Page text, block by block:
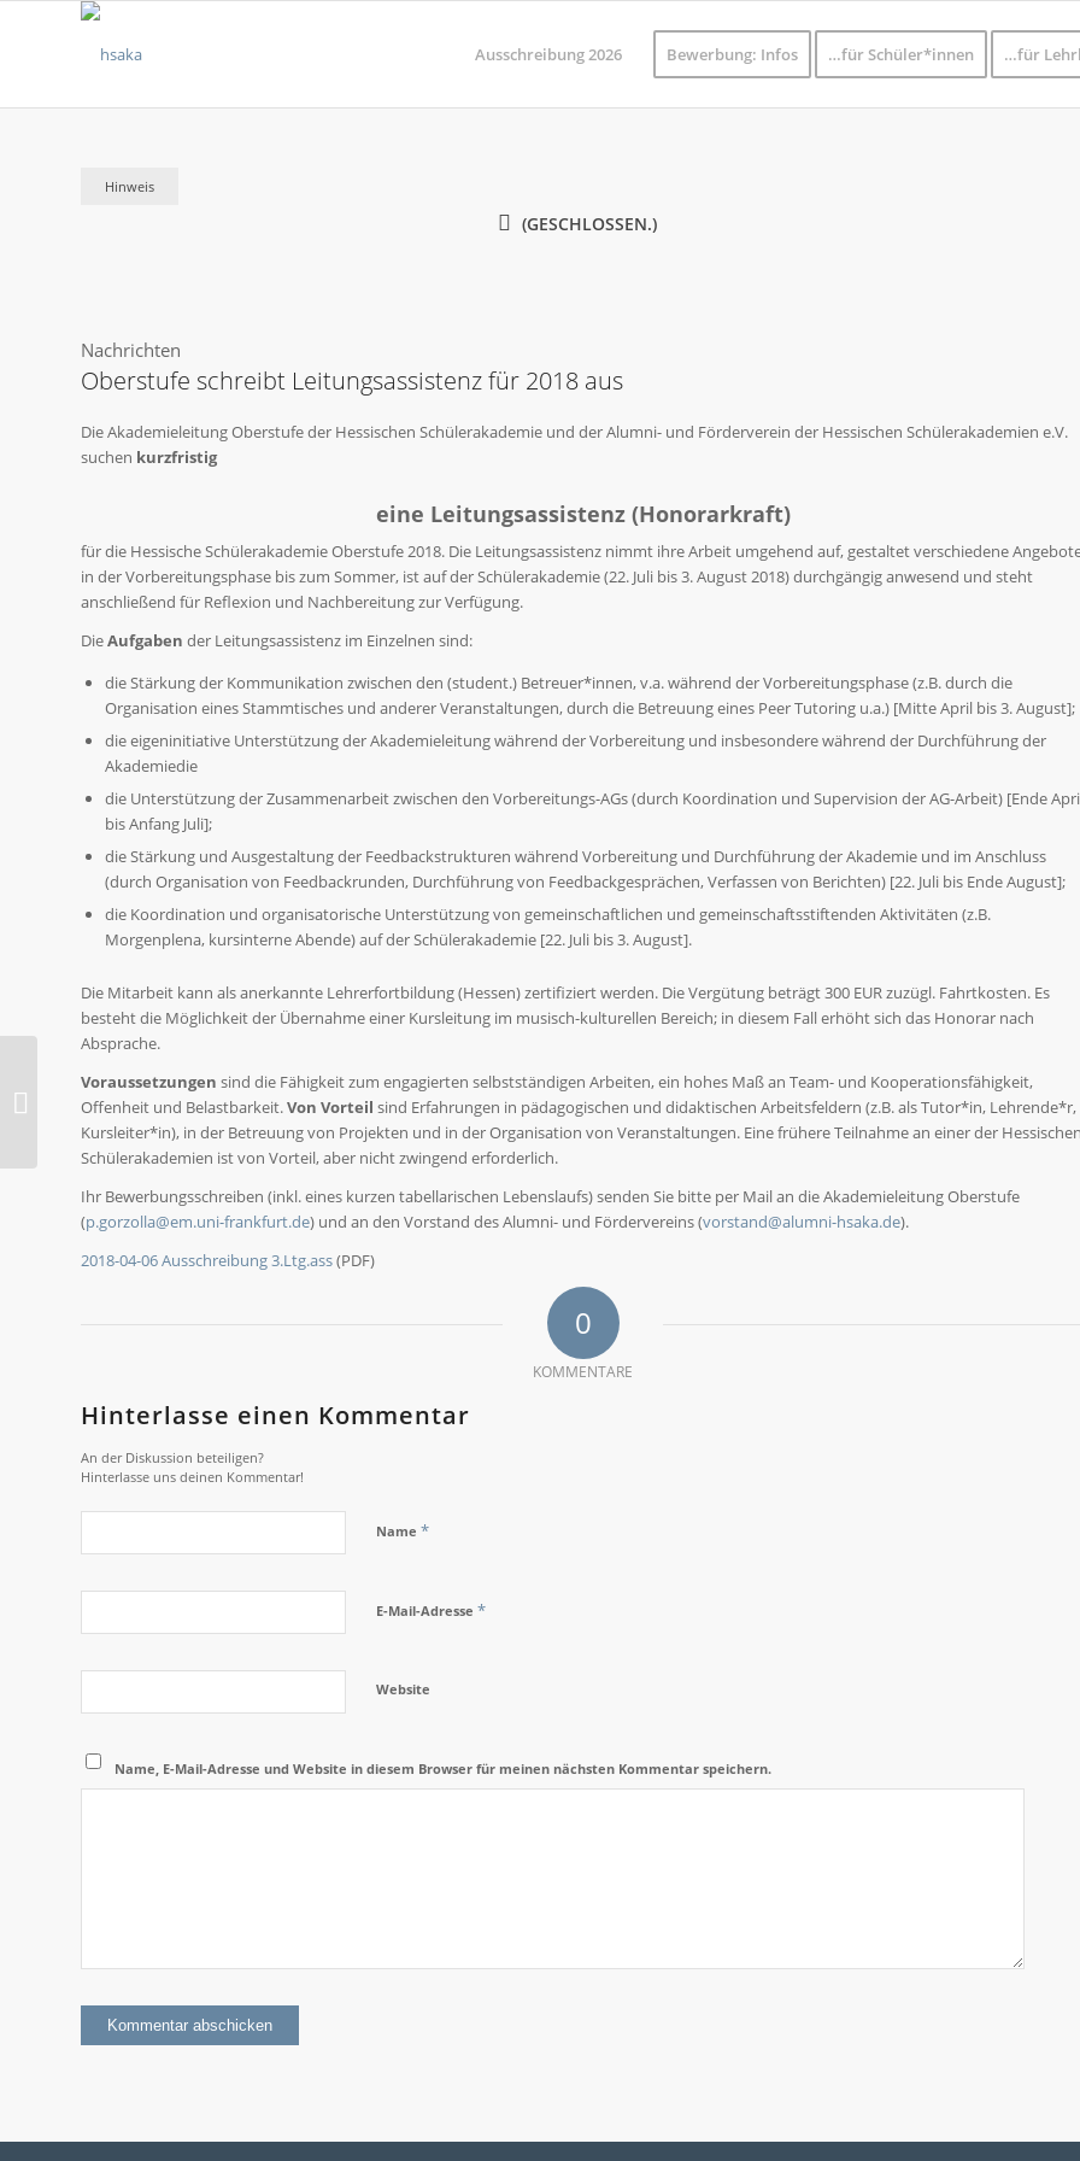
Ausschreibung 2026 Bewerbung: Infos …für Schüler*innen …für
Hinweis
(GESCHLOSSEN.)
Nachrichten
Oberstufe schreibt Leitungsassistenz für 2018 aus
Die Akademieleitung Oberstufe der Hessischen Schülerakademie und der Alumni- und Förderverein der Hessischen Schülerakademien e.V.
suchen kurzfristig
eine Leitungsassistenz (Honorarkraft)
für die Hessische Schülerakademie Oberstufe 2018. Die Leitungsassistenz nimmt ihre Arbeit umgehend auf, gestaltet verschiedene
in der Vorbereitungsphase bis zum Sommer, ist auf der Schülerakademie (22. Juli bis 3. August 2018) durchgängig anwesend und steht
anschließend für Reflexion und Nachbereitung zur Verfügung.
DieAufgaben der Leitungsassistenz im Einzelnen sind:
die Stärkung der Kommunikation zwischen den (student.) Betreuer*innen, v.a. während der Vorbereitungsphase (z.B. durch die
Organisation eines Stammtisches und anderer Veranstaltungen, durch die Betreuung eines Peer Tutoring u.a.) [Mitte April bis 3. August];
die eigeninitiative Unterstützung der Akademieleitung während der Vorbereitung und insbesondere während der Durchführung der
Akademiedie
die Unterstützung der Zusammenarbeit zwischen den Vorbereitungs-AGs (durch Koordination und Supervision der AG-Arbeit) [Ende
bis Anfang Juli];
die Stärkung und Ausgestaltung der Feedbackstrukturen während Vorbereitung und Durchführung der Akademie und im Anschluss
(durch Organisation von Feedbackrunden, Durchführung von Feedbackgesprächen, Verfassen von Berichten) [22. Juli bis Ende August];
die Koordination und organisatorische Unterstützung von gemeinschaftlichen und gemeinschaftsstiftenden Aktivitäten (z.B.
Morgenplena, kursinterne Abende) auf der Schülerakademie [22. Juli bis 3. August].
Die Mitarbeit kann als anerkannte Lehrerfortbildung (Hessen) zertifiziert werden. Die Vergütung beträgt 300 EUR zuzügl. Fahrtkosten. Es
besteht die Möglichkeit der Übernahme einer Kursleitung im musisch-kulturellen Bereich; in diesem Fall erhöht sich das Honorar nach
Absprache.
Voraussetzungen sind die Fähigkeit zum engagierten selbstständigen Arbeiten, ein hohes Maß an Team- und Kooperationsfähigkeit,
Offenheit und Belastbarkeit.Von Vorteil sind Erfahrungen in pädagogischen und didaktischen Arbeitsfeldern (z.B. als Tutor*in, Lehrende*r,
Kursleiter*in), in der Betreuung von Projekten und in der Organisation von Veranstaltungen. Eine frühere Teilnahme an einer der
Schülerakademien ist von Vorteil, aber nicht zwingend erforderlich.
Ihr Bewerbungsschreiben (inkl. eines kurzen tabellarischen Lebenslaufs) senden Sie bitte per Mail an die Akademieleitung Oberstufe
(p.gorzolla@em.uni-frankfurt.de) und an den Vorstand des Alumni- und Fördervereins (vorstand@alumni-hsaka.de).
2018-04-06 Ausschreibung 3.Ltg.ass(PDF)
0
KOMMENTARE
Hinterlasse einen Kommentar
An der Diskussion beteiligen?
Hinterlasse uns deinen Kommentar!
Name *
E-Mail-Adresse *
Website
Name, E-Mail-Adresse und Website in diesem Browser für meinen nächsten Kommentar speichern.
2018-O Kontratanz